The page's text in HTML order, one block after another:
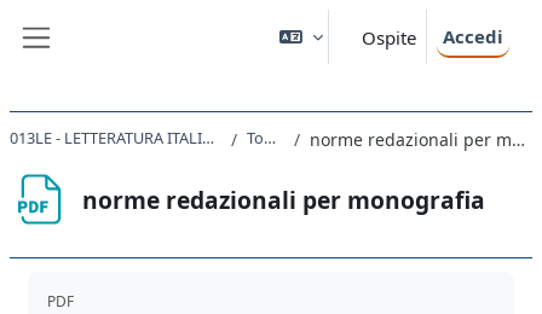
Ospite Accedi
013LE - LETTERATURA ITALIANA 2020 Topic 1 norme redazionali per monografia
norme redazionali per monografia
PDF